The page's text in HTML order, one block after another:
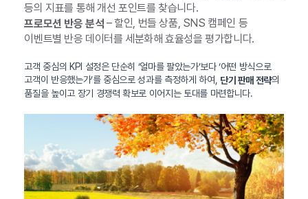
등의 지표를 통해 개선 포인트를 찾습니다.
프로모션 반응 분석 – 할인, 번들 상품, SNS 캠페인 등
이벤트별 반응 데이터를 세분화해 효율성을 평가합니다.
고객 중심의 KPI 설정은 단순히 ‘얼마를 팔았는가’보다 ‘어떤 방식으로
고객이 반응했는가’를 중심으로 성과를 측정하게 하여, 단기 판매 전략의
품질을 높이고 장기 경쟁력 확보로 이어지는 토대를 마련합니다.